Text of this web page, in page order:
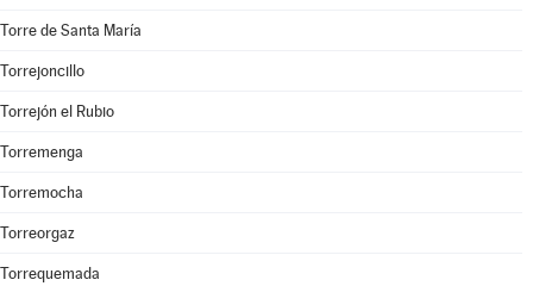
Torre de Santa María
Torrejoncillo
Torrejón el Rubio
Torremenga
Torremocha
Torreorgaz
Torrequemada